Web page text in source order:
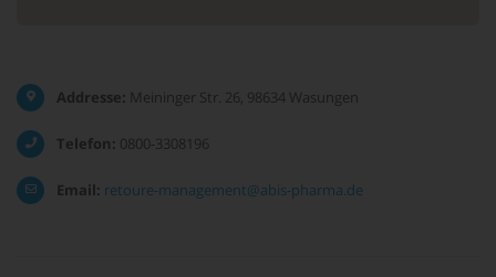
Addresse: Meininger Str. 26, 98634 Wasungen
Telefon: 0800-3308196
Email: retoure-management@abis-pharma.de